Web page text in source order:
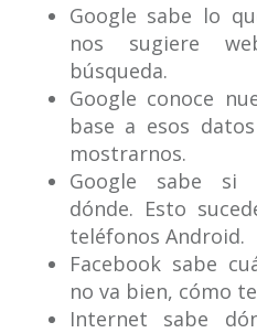
Google sabe lo
nos sugiere
búsqueda.
Google conoce
base a esos
mostrarnos.
Google sabe si
dónde. Esto
teléfonos Android.
Facebook sabe
no va bien, cómo
Internet sabe